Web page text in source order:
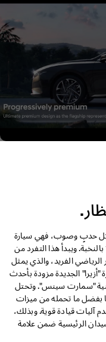
كل حدبٍ وصوب، فهي سيارة
ويبدأ هذا التفرد من
الرياضي الفريد، والذي يمثل
"أزيرا" الجديدة مزودة بأحدث
"سمارت سينس". وتحتل
بفضل ما تحمله من ميزات
آليات قيادة قوية. وبذلك،
الرئيسية ضمن علامة